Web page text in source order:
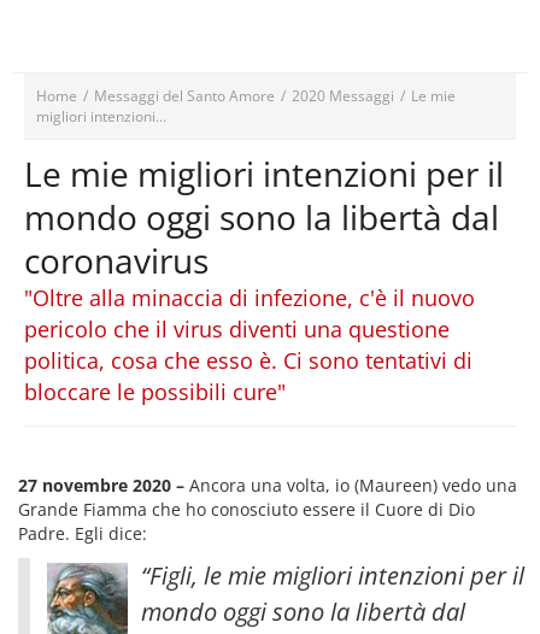
Home / Messaggi del Santo Amore / 2020 Messaggi / Le mie
migliori intenzioni...
Le mie migliori intenzioni per il
mondo oggi sono la libertà dal
coronavirus
"Oltre alla minaccia di infezione, c'è il nuovo
pericolo che il virus diventi una questione
politica, cosa che esso è. Ci sono tentativi di
bloccare le possibili cure"
27 novembre 2020 – Ancora una volta, io (Maureen) vedo una
Grande Fiamma che ho conosciuto essere il Cuore di Dio
Padre. Egli dice:
“Figli, le mie migliori intenzioni per il
mondo oggi sono la libertà dal